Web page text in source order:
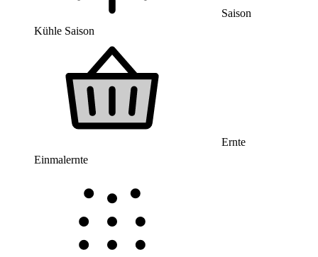
Saison
Kühle Saison
Ernte
Einmalernte